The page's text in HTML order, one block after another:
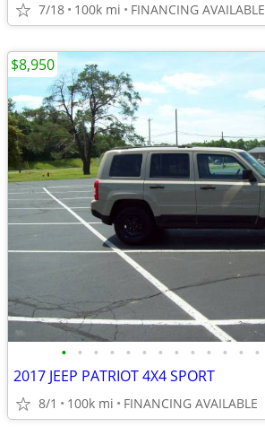
7/18 100k mi FINANCING AVAILABLE
• • • • • • • • • • • • •
2017 JEEP PATRIOT 4X4 SPORT
8/1 100k mi FINANCING AVAILABLE
$8,950